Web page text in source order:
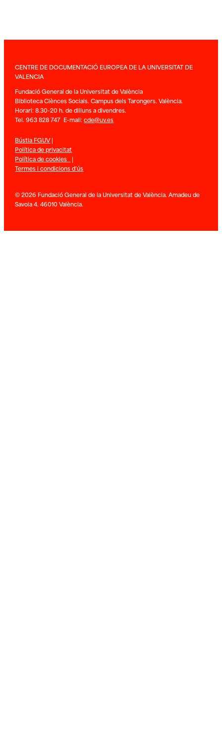
CENTRE DE DOCUMENTACIÓ EUROPEA DE LA UNIVERSITAT DE
VALENCIA
Fundació General de la Universitat de València
Biblioteca Ciènces Socials. Campus dels Tarongers. València.
Horari: 8.30-20 h. de dilluns a divendres.
Tel. 963 828 747 E-mail:cde@uv.es
Bústia FGUV|
Política de privacitat
Política de cookies |
Termes i condicions d’ús
© 2026 Fundació General de la Universitat de València. Amadeu de
Savoia 4. 46010 València.